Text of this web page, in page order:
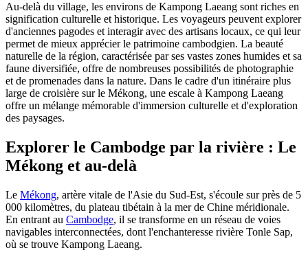
Au-delà du village, les environs de Kampong Laeang sont riches en
signification culturelle et historique. Les voyageurs peuvent explorer
d'anciennes pagodes et interagir avec des artisans locaux, ce qui leur
permet de mieux apprécier le patrimoine cambodgien. La beauté
naturelle de la région, caractérisée par ses vastes zones humides et sa
faune diversifiée, offre de nombreuses possibilités de photographie
et de promenades dans la nature. Dans le cadre d'un itinéraire plus
large de croisière sur le Mékong, une escale à Kampong Laeang
offre un mélange mémorable d'immersion culturelle et d'exploration
des paysages.
Explorer le Cambodge par la rivière : Le
Mékong et au-delà
Le Mékong, artère vitale de l'Asie du Sud-Est, s'écoule sur près de 5
000 kilomètres, du plateau tibétain à la mer de Chine méridionale.
En entrant au Cambodge, il se transforme en un réseau de voies
navigables interconnectées, dont l'enchanteresse rivière Tonle Sap,
où se trouve Kampong Laeang.